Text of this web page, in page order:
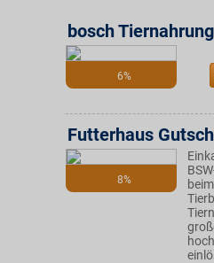
☎ 0800 - 279 25 82
6%
bosch Tiernahrung
8%
Futterhaus